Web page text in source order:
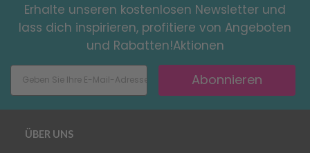
Erhalte unseren kostenlosen Newsletter und
lass dich inspirieren, profitiere von Angeboten
und Rabatten!Aktionen
Abonnieren
ÜBER UNS